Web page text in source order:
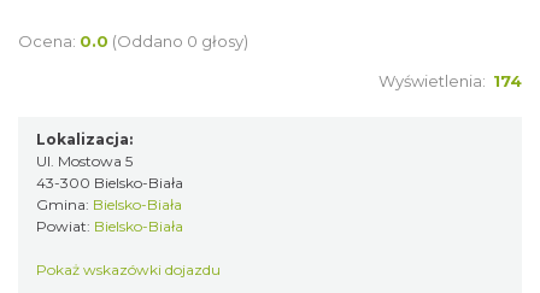
Ocena: 0.0 (Oddano 0 głosy)
Wyświetlenia: 174
Lokalizacja:
Ul. Mostowa 5
43-300 Bielsko-Biała
Gmina: Bielsko-Biała
Powiat: Bielsko-Biała
Pokaż wskazówki dojazdu